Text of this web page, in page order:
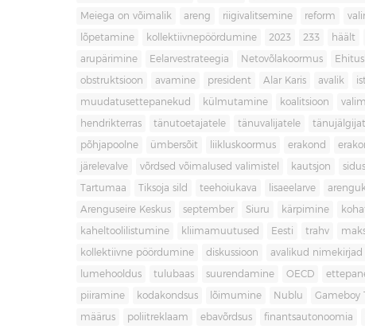
Meiega on võimalik areng riigivalitsemine reform
lõpetamine kollektiivnepöördumine 2023 233 häält
arupärimine Eelarvestrateegia Netovõlakoormus
obstruktsioon avamine president Alar Karis avalik
muudatusettepanekud külmutamine koalitsioon
hendrikterras tänutoetajatele tänuvalijatele
põhjapoolne ümbersõit liikluskoormus erakond
järelevalve võrdsed võimalused valimistel kautsjon
Tartumaa Tiksoja sild teehoiukava lisaeelarve
Arenguseire Keskus september Siuru kärpimine
kaheltoolilistumine kliimamuutused Eesti trahv
kollektiivne pöördumine diskussioon avalikud nimekirjad
lumehooldus tulubaas suurendamine OECD
piiramine kodakondsus lõimumine Nublu Gameboy
määrus poliitreklaam ebavõrdsus finantsautonoomia